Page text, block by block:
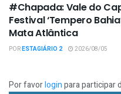
#Chapada: Vale do
Festival ‘Tempero
Mata Atlântica
PORESTAGIÁRIO 2 2026/08/05
Por favorloginpara participar